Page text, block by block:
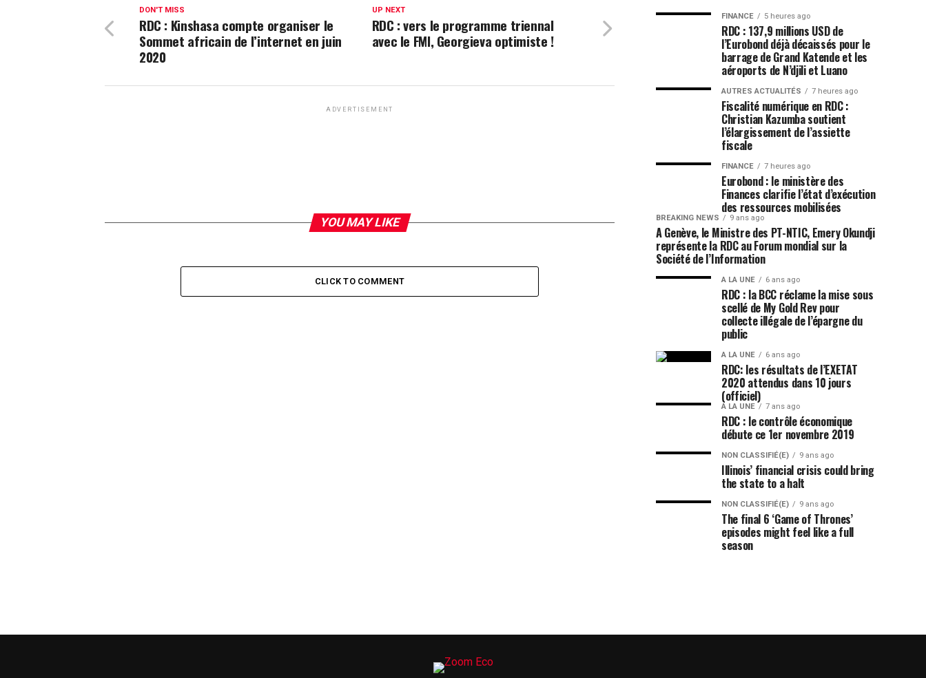
UP NEXT
RDC : vers le programme triennal
avec le FMI, Georgieva optimiste !
DON'T MISS
RDC : Kinshasa compte organiser le
Sommet africain de l’internet en juin
2020
ADVERTISEMENT
YOU MAY LIKE
CLICK TO COMMENT
FINANCE 5 heures ago
RDC : 137,9 millions USD de
l’Eurobond déjà décaissés pour le
barrage de Grand Katende et les
aéroports de N’djili et Luano
AUTRES ACTUALITÉS 7 heures ago
Fiscalité numérique en RDC :
Christian Kazumba soutient
l’élargissement de l’assiette
fiscale
FINANCE 7 heures ago
Eurobond : le ministère des
Finances clarifie l’état d’exécution
des ressources mobilisées
BREAKING NEWS 9 ans ago
A Genève, le Ministre des PT-NTIC, Emery Okundji
représente la RDC au Forum mondial sur la
Société de l’Information
A LA UNE 6 ans ago
RDC : la BCC réclame la mise sous
scellé de My Gold Rev pour
collecte illégale de l’épargne du
public
A LA UNE 6 ans ago
RDC: les résultats de l’EXETAT
2020 attendus dans 10 jours
(officiel)
A LA UNE 7 ans ago
RDC : le contrôle économique
débute ce 1er novembre 2019
NON CLASSIFIÉ(E) 9 ans ago
Illinois’ financial crisis could bring
the state to a halt
NON CLASSIFIÉ(E) 9 ans ago
The final 6 ‘Game of Thrones’
episodes might feel like a full
season